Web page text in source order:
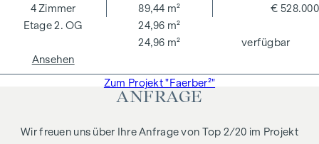
NEBENKOSTEN
Provisionsfrei für den Käufer!
Vertragserrichtung: Eckert - Fries - Carter Rechtsanwälte
GmbH, Weilburgstraße 16a, 2500 Baden bei Wien.
Basis der gesamten Gegenleistung, sohin inkl. der
2. OG
4 Zimmer
89,44 m²
24,96 m²
24,96 m²
€ 528.000
verfügbar
Ansehen
Zum Projekt "Faerber²"
ANFRAGE
Wir freuen uns über Ihre Anfrage von Top 2/20 im Projekt